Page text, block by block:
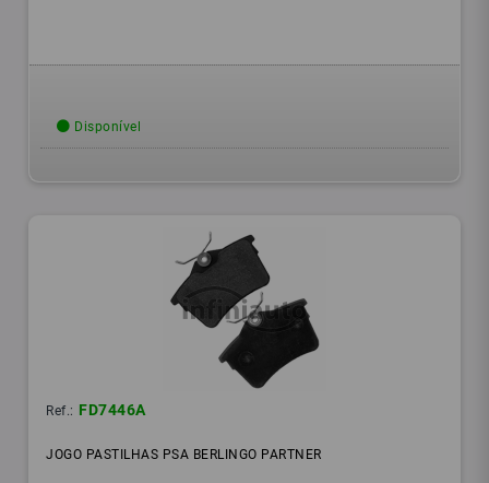
Disponível
Ref.: FD7446A
JOGO PASTILHAS PSA BERLINGO PARTNER